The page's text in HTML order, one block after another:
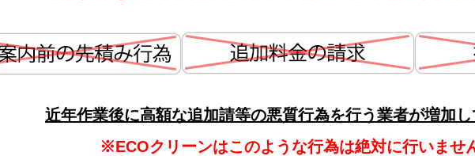
近年作業後に高額な追加請等の悪質行為を行う業者が増加
※ECOクリーンはこのような行為は絶対に行いませ